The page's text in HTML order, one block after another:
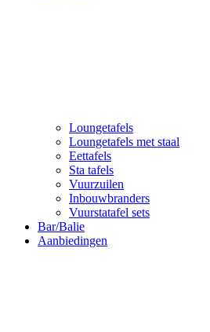
Loungetafels
Loungetafels met staal
Eettafels
Sta tafels
Vuurzuilen
Inbouwbranders
Vuurstatafel sets
Bar/Balie
Aanbiedingen